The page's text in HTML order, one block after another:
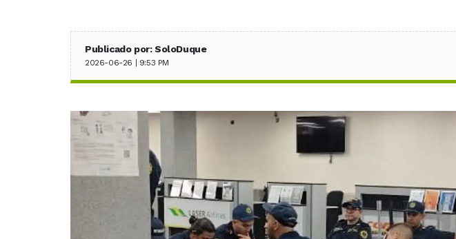
Publicado por: SoloDuque
2026-06-26 | 9:53 PM